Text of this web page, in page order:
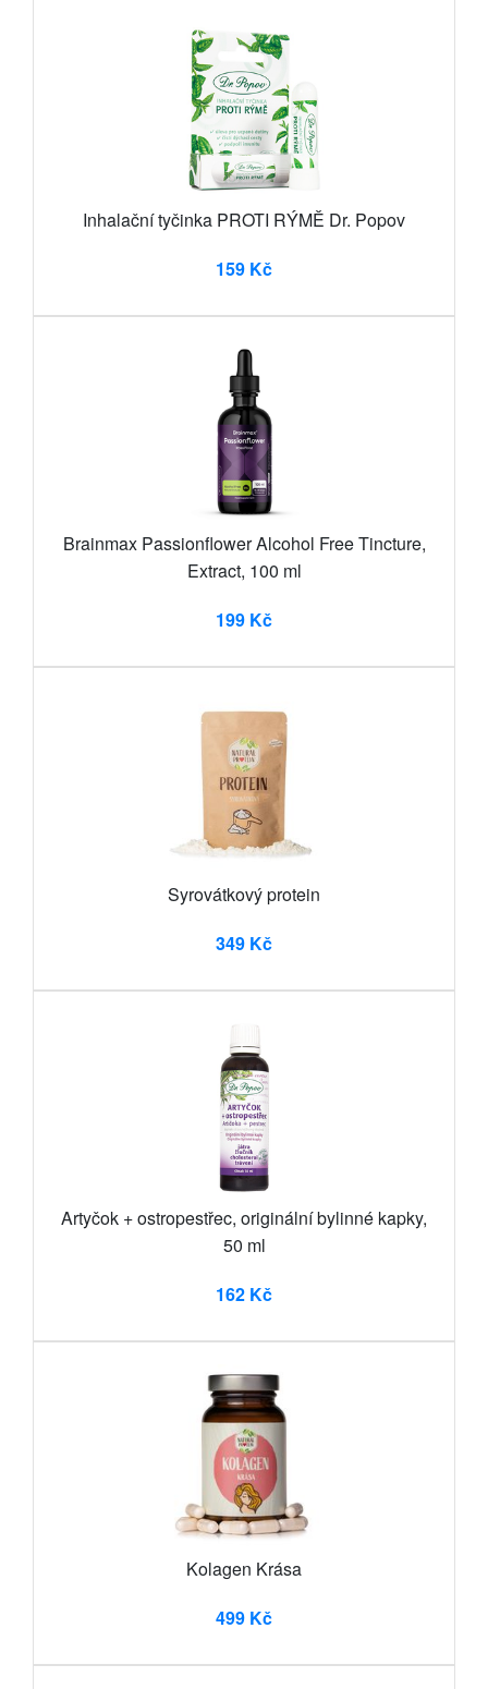
Inhalační tyčinka PROTI RÝMĚ Dr. Popov
159 Kč
Brainmax Passionflower Alcohol Free Tincture,
Extract, 100 ml
199 Kč
Syrovátkový protein
349 Kč
Artyčok + ostropestřec, originální bylinné kapky,
50 ml
162 Kč
Kolagen Krása
499 Kč